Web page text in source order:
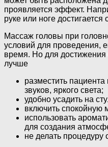
проявляется эффект.
руке или ноге
Массаж головы при
условий для проведения,
время. Но для
лучше
разместить
звуков, яркого света;
удобно усадить на
включить спокойную
использовать
для создания
не делать процедуру